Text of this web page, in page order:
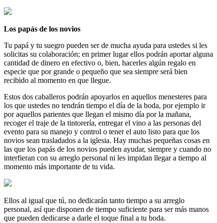
Los papás de los novios
Tu papá y tu suegro pueden ser de mucha ayuda para ustedes si les
solicitas su colaboración; en primer lugar ellos podrán aportar alguna
cantidad de dinero en efectivo o, bien, hacerles algún regalo en
especie que por grande o pequeño que sea siempre será bien
recibido al momento en que llegue.
Estos dos caballeros podrán apoyarlos en aquellos menesteres para
los que ustedes no tendrán tiempo el día de la boda, por ejemplo ir
por aquellos parientes que llegan el mismo día por la mañana,
recoger el traje de la tintorería, entregar el vino a las personas del
evento para su manejo y control o tener el auto listo para que los
novios sean trasladados a la iglesia. Hay muchas pequeñas cosas en
las que los papás de los novios pueden ayudar, siempre y cuando no
interfieran con su arreglo personal ni les impidan llegar a tiempo al
momento más importante de tu vida.
Ellos al igual que tú, no dedicarán tanto tiempo a su arreglo
personal, así que disponen de tiempo suficiente para ser más manos
que pueden dedicarse a darle el toque final a tu boda.